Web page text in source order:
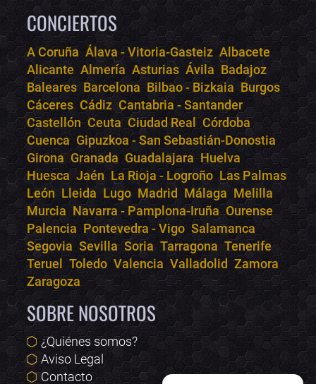
CONCIERTOS
A Coruña Álava - Vitoria-Gasteiz Albacete
Alicante Almería Asturias Ávila Badajoz
Baleares Barcelona Bilbao - Bizkaia Burgos
Cáceres Cádiz Cantabria - Santander
Castellón Ceuta Ciudad Real Córdoba
Cuenca Gipuzkoa - San Sebastián-Donostia
Girona Granada Guadalajara Huelva
Huesca Jaén La Rioja - Logroño Las Palmas
León Lleida Lugo Madrid Málaga Melilla
Murcia Navarra - Pamplona-Iruña Ourense
Palencia Pontevedra - Vigo Salamanca
Segovia Sevilla Soria Tarragona Tenerife
Teruel Toledo Valencia Valladolid Zamora
Zaragoza
SOBRE NOSOTROS
¿Quiénes somos?
Aviso Legal
Contacto
Bololoco · conciertos.club
Online · Te ayudo a encontrar conciertos